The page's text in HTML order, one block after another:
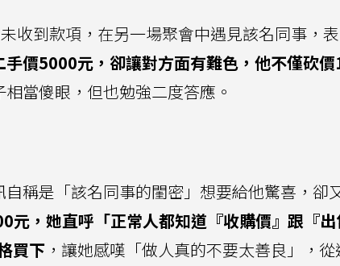
收到款項，在另一場聚會中遇見該名同事，
手價5000元，卻讓對方面有難色，他不僅砍
相當傻眼，但也勉強二度答應。
稱是「該名同事的閨密」想要給他驚喜，卻
，她直呼「正常人都知道『收購價』跟『
買下 ，讓她感嘆「做人真的不要太善良」，